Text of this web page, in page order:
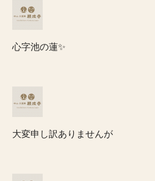
心字池の蓮✨
大変申し訳ありませんが